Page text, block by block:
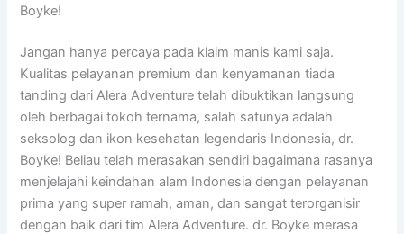
Boyke!
Jangan hanya percaya pada klaim manis kami saja.
Kualitas pelayanan premium dan kenyamanan tiada
tanding dari Alera Adventure telah dibuktikan langsung
oleh berbagai tokoh ternama, salah satunya adalah
seksolog dan ikon kesehatan legendaris Indonesia, dr.
Boyke! Beliau telah merasakan sendiri bagaimana rasanya
menjelajahi keindahan alam Indonesia dengan pelayanan
prima yang super ramah, aman, dan sangat terorganisir
dengan baik dari tim Alera Adventure. dr. Boyke merasa